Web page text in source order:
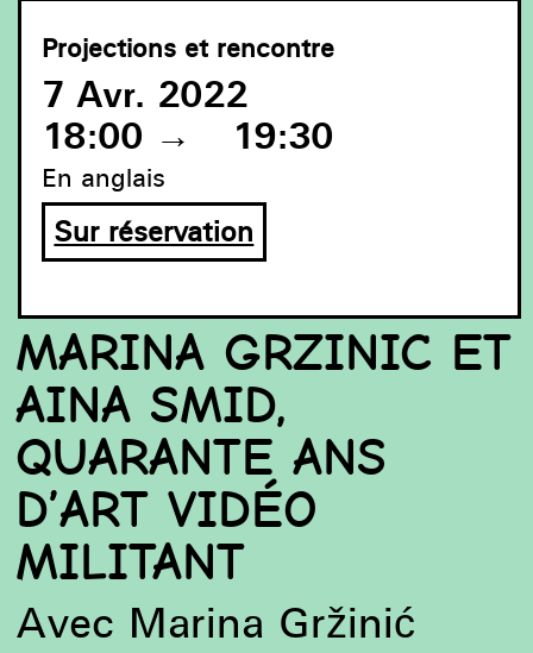
Projections et rencontre
7 Avr. 2022
18:00 → 19:30
En anglais
Sur réservation
MARINA GRZINIC ET
AINA SMID,
QUARANTE ANS
D’ART VIDÉO
MILITANT
Avec Marina Gržinić